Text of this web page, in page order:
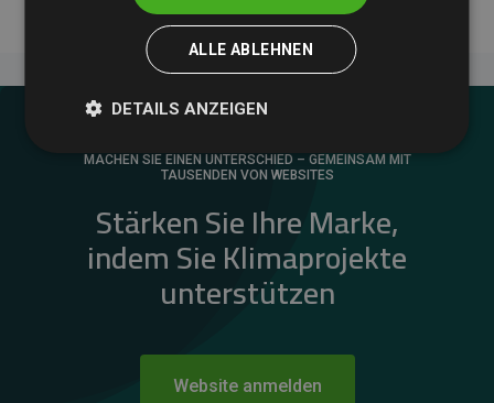
MACHEN SIE EINEN UNTERSCHIED – GEMEINSAM MIT
TAUSENDEN VON WEBSITES
Stärken Sie Ihre Marke,
indem Sie Klimaprojekte
unterstützen
Website anmelden
ALLE ABLEHNEN
DETAILS ANZEIGEN